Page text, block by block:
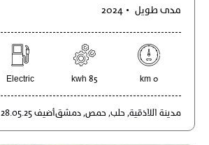
مدى طويل 2024
0 km
85 kwh
Electric
مدينة اللاذقية, حلب, حمص,دمشقأضيف 28.05.25